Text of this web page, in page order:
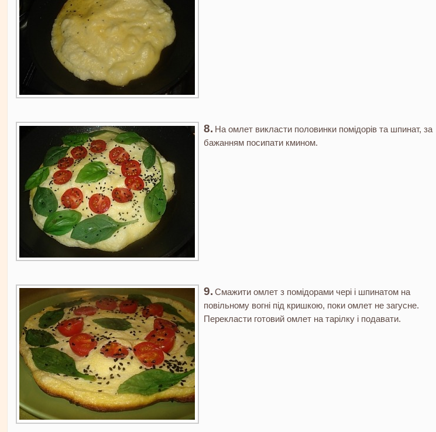
На омлет викласти половинки помідорів та шпинат, за
бажанням посипати кмином.
Смажити омлет з помідорами чері і шпинатом на
повільному вогні під кришкою, поки омлет не загусне.
Перекласти готовий омлет на тарілку і подавати.